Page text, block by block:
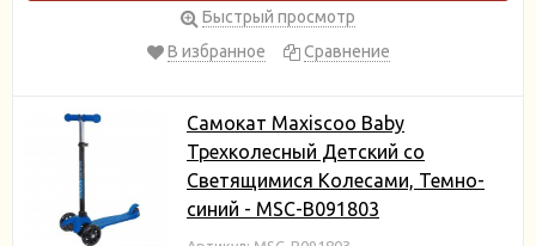
Быстрый просмотр
В избранное
Сравнение
Самокат Maxiscoo Baby
Трехколесный Детский со
Светящимися Колесами, Темно-
синий - MSC-B091803